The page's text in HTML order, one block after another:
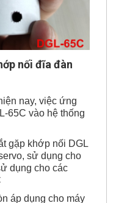
nay, việc ứng
65C vào hệ thống
gặp khớp nối DGL
sử dụng cho
dụng cho các